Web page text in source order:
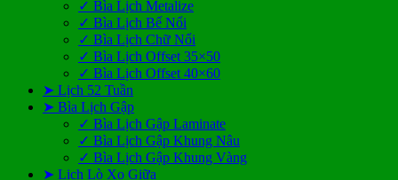
✓ Bìa Lịch Metalize
✓ Bìa Lịch Bế Nổi
✓ Bìa Lịch Chữ Nổi
✓ Bìa Lịch Offset 35×50
✓ Bìa Lịch Offset 40×60
➤ Lịch 52 Tuần
➤ Bìa Lịch Gập
✓ Bìa Lịch Gập Laminate
✓ Bìa Lịch Gập Khung Nâu
✓ Bìa Lịch Gập Khung Vàng
➤ Lịch Lò Xo Giữa